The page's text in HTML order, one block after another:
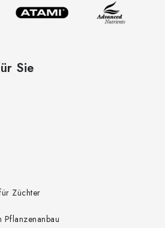
Sie
Züchter
Pflanzenanbau